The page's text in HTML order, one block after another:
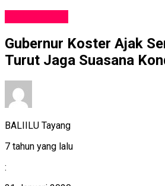
Gubernur Koster Ajak
Turut Jaga Suasana
BALIILU Tayang
7 tahun yang lalu
: